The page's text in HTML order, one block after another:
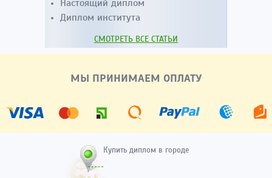
Настоящий диплом
Диплом института
СМОТРЕТЬ ВСЕ СТАТЬИ
МЫ ПРИНИМАЕМ ОПЛАТУ
Купить диплом в городе